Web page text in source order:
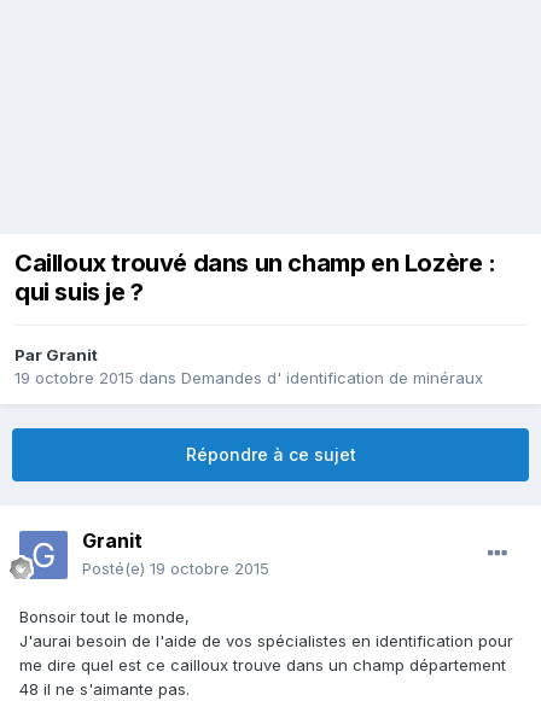
Cailloux trouvé dans un champ en Lozère :
qui suis je ?
Par Granit
19 octobre 2015 dans Demandes d' identification de minéraux
Répondre à ce sujet
Granit
Posté(e) 19 octobre 2015
Bonsoir tout le monde,
J'aurai besoin de l'aide de vos spécialistes en identification pour
me dire quel est ce cailloux trouve dans un champ département
48 il ne s'aimante pas.